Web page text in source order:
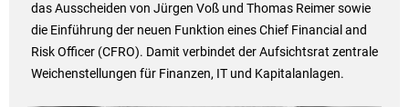
das Ausscheiden von Jürgen Voß und Thomas Reimer sowie
die Einführung der neuen Funktion eines Chief Financial and
Risk Officer (CFRO). Damit verbindet der Aufsichtsrat zentrale
Weichenstellungen für Finanzen, IT und Kapitalanlagen.